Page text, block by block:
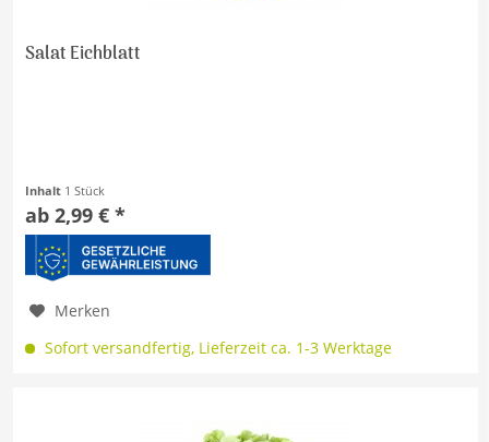
Salat Eichblatt
Inhalt 1 Stück
ab 2,99 € *
Merken
Sofort versandfertig, Lieferzeit ca. 1-3 Werktage